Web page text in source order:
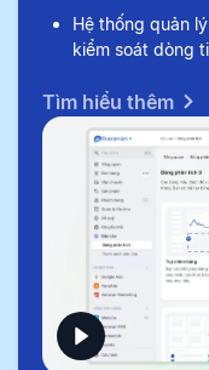
Hệ thống quản
kiểm soát dòng
Tìm hiểu thêm